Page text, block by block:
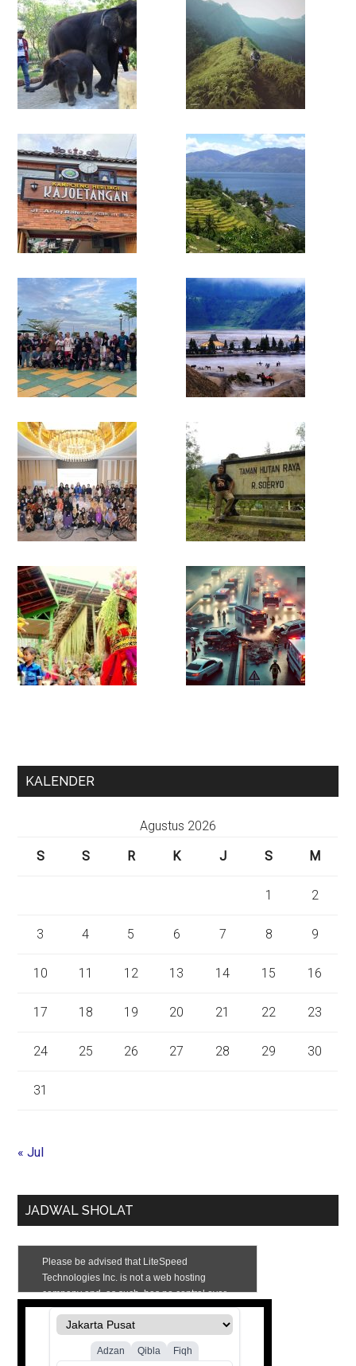
KALENDER
Agustus 2026
S
S R K J S M
1 2
3 4 5 6 7 8 9
10 11 12 13 14 15 16
17 18 19 20 21 22 23
24 25 26 27 28 29 30
31
« Jul
JADWAL SHOLAT